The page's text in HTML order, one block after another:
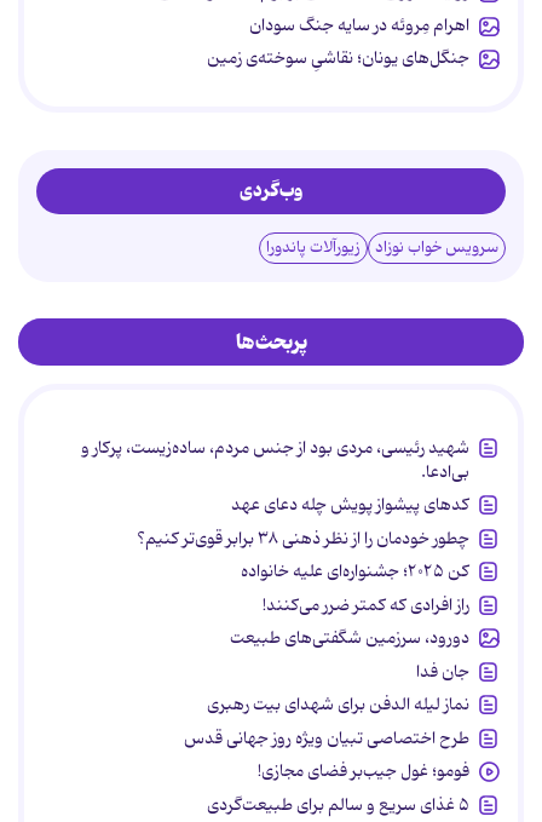
اهرام مِروئه در سایه جنگ سودان
جنگل‌های یونان؛ نقاشیِ سوخته‌ی زمین
وب‌گردی
سرویس خواب نوزاد زیورآلات پاندورا
پربحث‌ها
شهید رئیسی، مردی بود از جنس مردم، ساده‌زیست، پرکار و
بی‌ادعا.
کدهای پیشواز پویش چله دعای عهد
چطور خودمان را از نظر ذهنی ۳۸ برابر قوی‌تر کنیم؟
کن ۲۰۲۵؛ جشنواره‌ای علیه خانواده
راز افرادی که کمتر ضرر می‌کنند!
دورود، سرزمین شگفتی‌های طبیعت
جان فدا
نماز لیله الدفن برای شهدای بیت رهبری
طرح اختصاصی تبیان ویژه روز جهانی قدس
فومو؛ غول جیب‌بر فضای مجازی!
۵ غذای سریع و سالم برای طبیعت‌گردی